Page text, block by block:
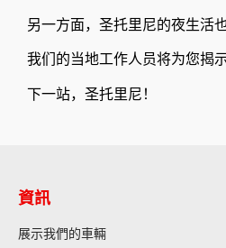
另一方面，圣托里尼的夜生活
我们的当地工作人员将为您揭
下一站，圣托里尼！
資訊
展示我們的車輛